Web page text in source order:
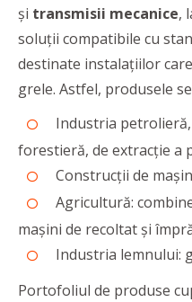
şi transmisii mecanice,
soluţii compatibile cu
destinate instalaţiilor
grele. Astfel, produsele
Industria
forestieră, de extracție a
Construcții de
Agricultură:
mașini de recoltat și
Industria lemnului:
Portofoliul de produse